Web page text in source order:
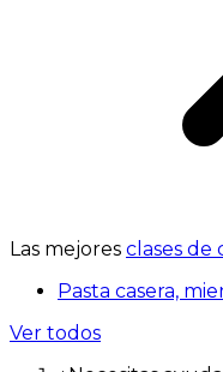
Las mejores clases de
Pasta casera,
Ver todos